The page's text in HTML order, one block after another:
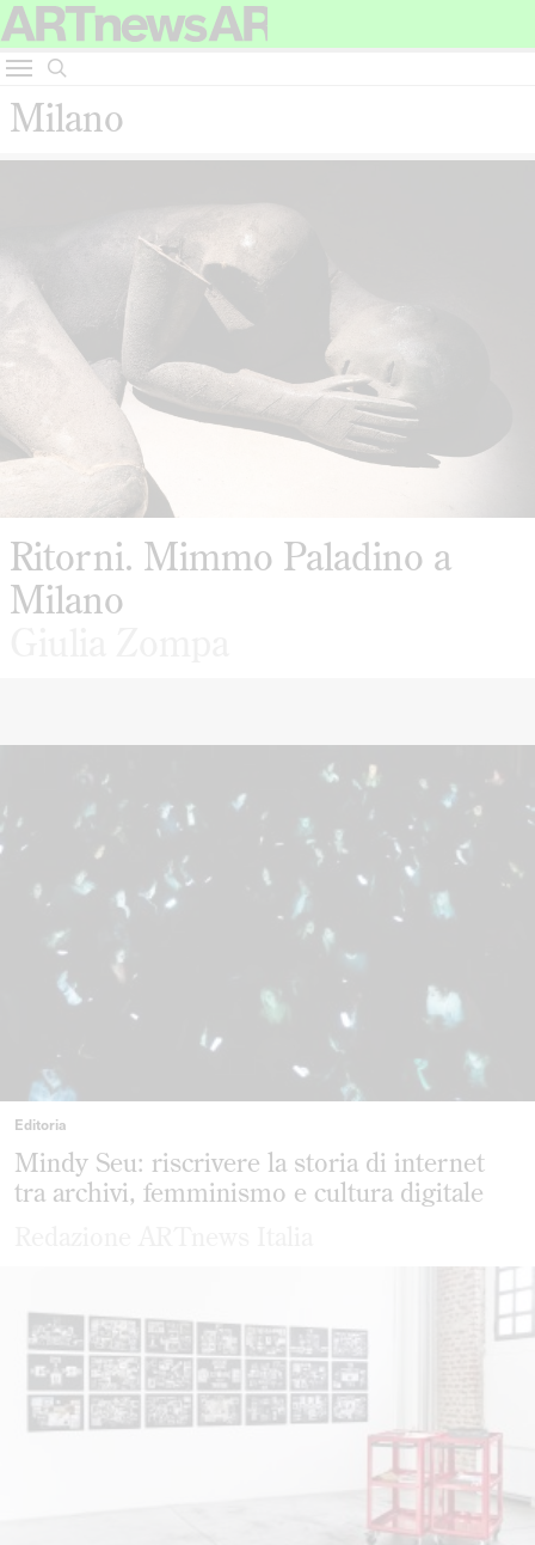
Milano
Ritorni. Mimmo Paladino a
Milano
Editoria
Mindy Seu: riscrivere la storia di internet
tra archivi, femminismo e cultura digitale